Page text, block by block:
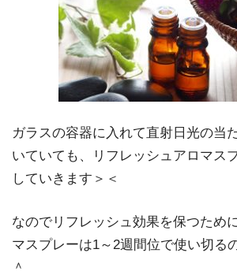
ガラスの容器に入れて直射日光の当
いていても、リフレッシュアロマス
していきます＞＜
なのでリフレッシュ効果を保つため
マスプレーは1～2週間位で使い切る
＾